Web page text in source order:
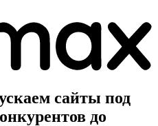
сайты под
до